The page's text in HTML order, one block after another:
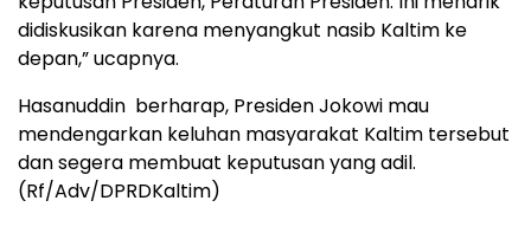
didiskusikan karena menyangkut nasib Kaltim ke
depan,” ucapnya.
Hasanuddin berharap, Presiden Jokowi mau
mendengarkan keluhan masyarakat Kaltim tersebut
dan segera membuat keputusan yang adil.
(Rf/Adv/DPRDKaltim)